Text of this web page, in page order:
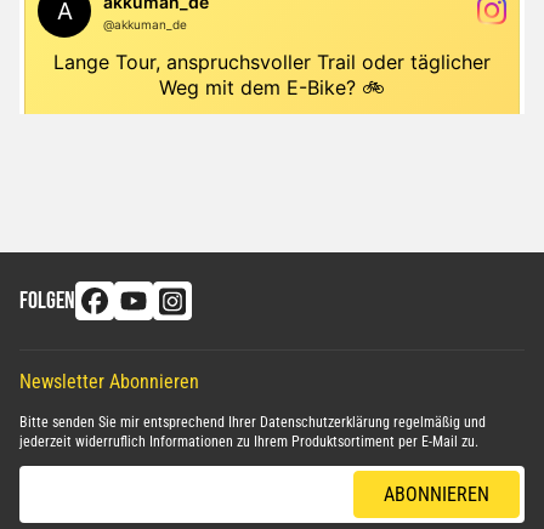
Newsletter Abonnieren
Bitte senden Sie mir entsprechend IhrerDatenschutzerklärungregelmäßig und
jederzeit widerruflich Informationen zu Ihrem Produktsortiment per E-Mail zu.
E-Mail-Adresse